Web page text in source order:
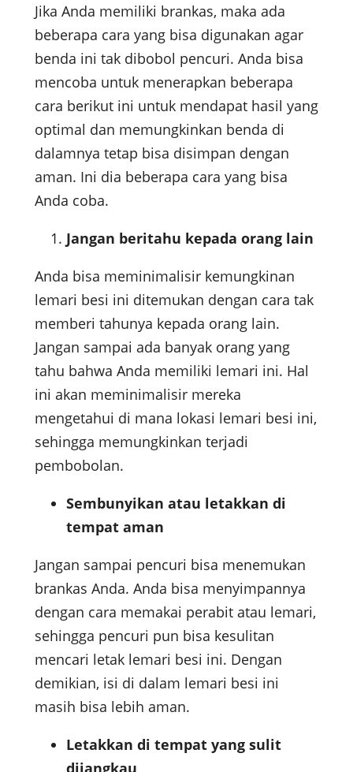
Jika Anda memiliki brankas, maka ada
beberapa cara yang bisa digunakan agar
benda ini tak dibobol pencuri. Anda bisa
mencoba untuk menerapkan beberapa
cara berikut ini untuk mendapat hasil yang
optimal dan memungkinkan benda di
dalamnya tetap bisa disimpan dengan
aman. Ini dia beberapa cara yang bisa
Anda coba.
Jangan beritahu kepada orang lain
Anda bisa meminimalisir kemungkinan
lemari besi ini ditemukan dengan cara tak
memberi tahunya kepada orang lain.
Jangan sampai ada banyak orang yang
tahu bahwa Anda memiliki lemari ini. Hal
ini akan meminimalisir mereka
mengetahui di mana lokasi lemari besi ini,
sehingga memungkinkan terjadi
pembobolan.
Sembunyikan atau letakkan di
tempat aman
Jangan sampai pencuri bisa menemukan
brankas Anda. Anda bisa menyimpannya
dengan cara memakai perabit atau lemari,
sehingga pencuri pun bisa kesulitan
mencari letak lemari besi ini. Dengan
demikian, isi di dalam lemari besi ini
masih bisa lebih aman.
Letakkan di tempat yang sulit
dijangkau